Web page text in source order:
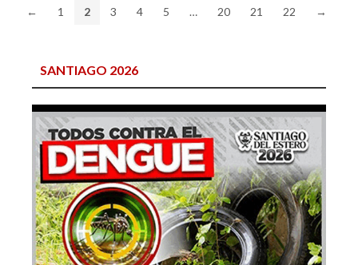
← 1 2 3 4 5 … 20 21 22 →
SANTIAGO 2026